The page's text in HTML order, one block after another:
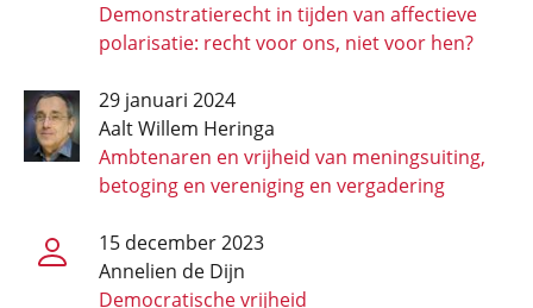
Demonstratie­recht in tijden van affectieve
polarisatie: recht voor ons, niet voor hen?
29 januari 2024
Aalt Willem Heringa
Ambtenaren en vrijheid van meningsuiting,
betoging en vereniging en vergadering
15 december 2023
Annelien de Dijn
Democratische vrijheid